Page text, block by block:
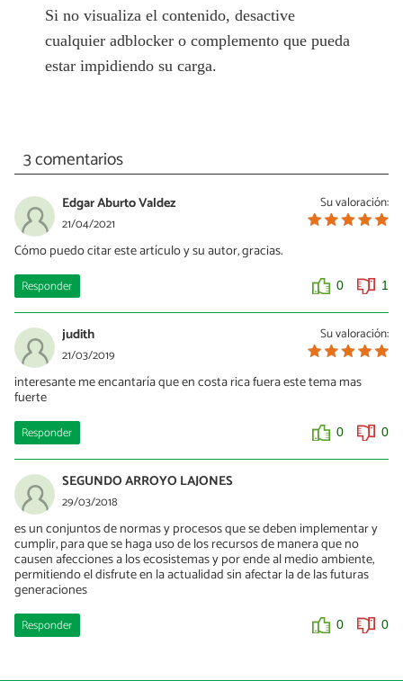
Si no visualiza el contenido, desactive
cualquier adblocker o complemento que pueda
estar impidiendo su carga.
3 comentarios
Su valoración:
Edgar Aburto Valdez
21/04/2021
Cómo puedo citar este artículo y su autor, gracias.
Responder 0 1
Su valoración:
judith
21/03/2019
interesante me encantaría que en costa rica fuera este tema mas
fuerte
Responder 0 0
SEGUNDO ARROYO LAJONES
29/03/2018
es un conjuntos de normas y procesos que se deben implementar y
cumplir, para que se haga uso de los recursos de manera que no
causen afecciones a los ecosistemas y por ende al medio ambiente,
permitiendo el disfrute en la actualidad sin afectar la de las futuras
generaciones
Responder 0 0